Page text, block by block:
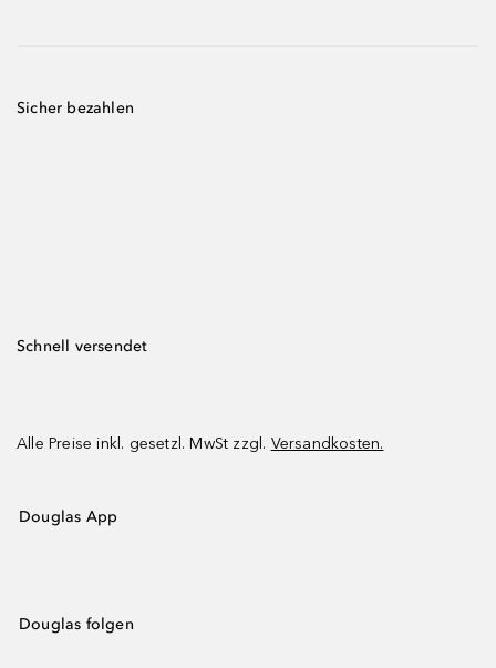
Sicher bezahlen
Schnell versendet
Alle Preise inkl. gesetzl. MwSt zzgl. Versandkosten.
Douglas App
Douglas folgen